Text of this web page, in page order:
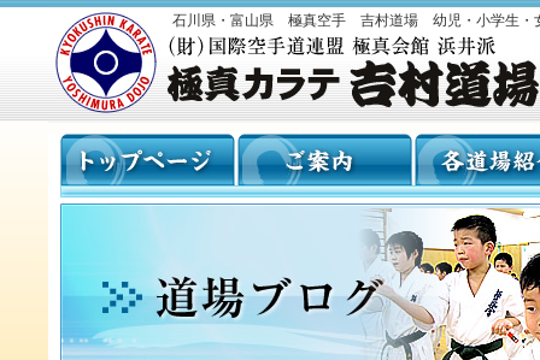
石川県・富山県 極真空手 吉村道場 幼児・小学生・